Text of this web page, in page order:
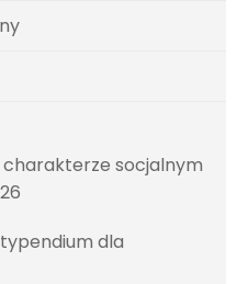
socjalnym
dla